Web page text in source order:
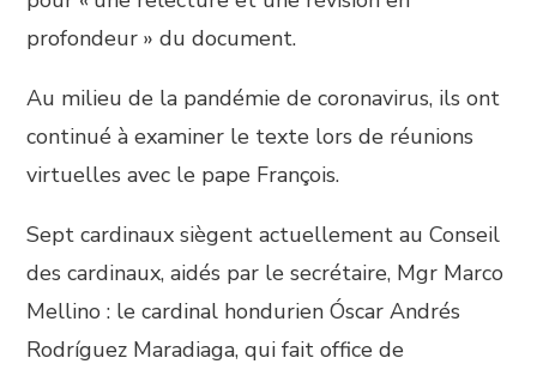
profondeur » du document.
Au milieu de la pandémie de coronavirus, ils ont
continué à examiner le texte lors de réunions
virtuelles avec le pape François.
Sept cardinaux siègent actuellement au Conseil
des cardinaux, aidés par le secrétaire, Mgr Marco
Mellino : le cardinal hondurien Óscar Andrés
Rodríguez Maradiaga, qui fait office de